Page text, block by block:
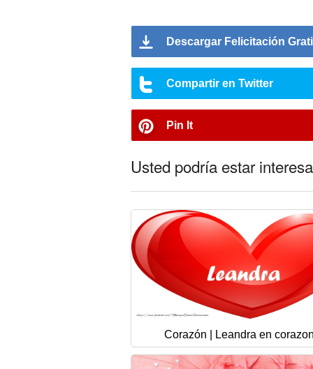
Descargar Felicitación
Compartir en Twitter
Pin It
Usted podría estar
Corazón | Leandra en